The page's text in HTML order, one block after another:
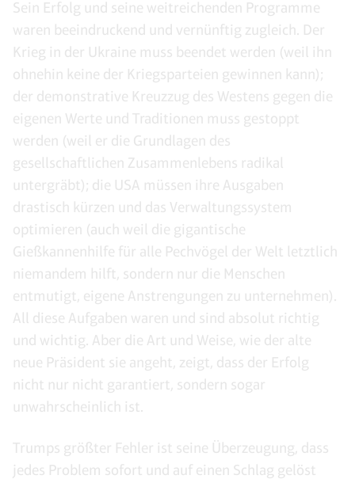
Sein Erfolg und seine weitreichenden Programme
waren beeindruckend und vernünftig zugleich. Der
Krieg in der Ukraine muss beendet werden (weil ihn
ohnehin keine der Kriegsparteien gewinnen kann);
der demonstrative Kreuzzug des Westens gegen die
eigenen Werte und Traditionen muss gestoppt
werden (weil er die Grundlagen des
gesellschaftlichen Zusammenlebens radikal
untergräbt); die USA müssen ihre Ausgaben
drastisch kürzen und das Verwaltungssystem
optimieren (auch weil die gigantische
Gießkannenhilfe für alle Pechvögel der Welt letztlich
niemandem hilft, sondern nur die Menschen
entmutigt, eigene Anstrengungen zu unternehmen).
All diese Aufgaben waren und sind absolut richtig
und wichtig. Aber die Art und Weise, wie der alte
neue Präsident sie angeht, zeigt, dass der Erfolg
nicht nur nicht garantiert, sondern sogar
unwahrscheinlich ist.
Trumps größter Fehler ist seine Überzeugung, dass
jedes Problem sofort und auf einen Schlag gelöst